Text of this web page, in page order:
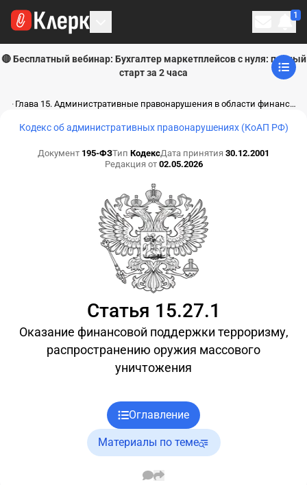
1
🔴 Бесплатный вебинар: Бухгалтер маркетплейсов с нуля: полный
старт за 2 часа
Глава 15. Административные правонарушения в области финансов, налогов и сборов, страхования, рынка ценных бумаг, добычи, производства, использования и обращения драгоценных металлов и драгоценных камней (ст. 15.1 - 15.49)
Кодекс об административных правонарушениях (КоАП РФ)
Документ 195-ФЗТип КодексДата принятия 30.12.2001
Редакция от 02.05.2026
Статья 15.27.1
Оказание финансовой поддержки терроризму,
распространению оружия массового
уничтожения
Оглавление
Материалы по теме